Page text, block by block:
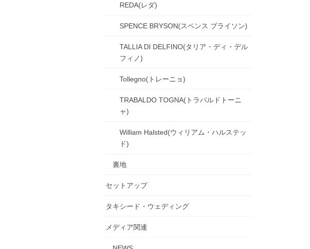
REDA(レダ)
SPENCE BRYSON(スペンス ブライソン)
TALLIA DI DELFINO(タリア・ディ・デル
フィノ)
Tollegno(トレーニョ)
TRABALDO TOGNA(トラバルドトーニ
ャ)
William Halsted(ウィリアム・ハルステッ
ド)
裏地
セットアップ
タキシード・ウェディング
メディア関連